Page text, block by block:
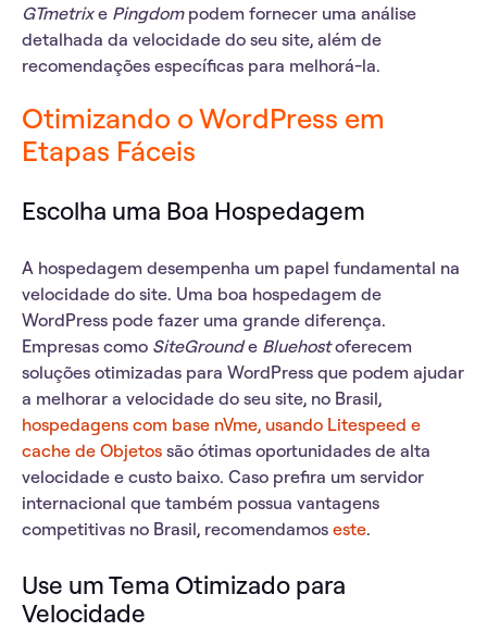
GTmetrixe Pingdompodem fornecer uma análise
detalhada da velocidade do seu site, além de
recomendações específicas para melhorá-la.
Otimizando o WordPress em
Etapas Fáceis
Escolha uma Boa Hospedagem
A hospedagem desempenha um papel fundamental na
velocidade do site. Uma boa hospedagem de
WordPress pode fazer uma grande diferença.
Empresas como SiteGrounde Bluehostoferecem
soluções otimizadas para WordPress que podem ajudar
a melhorar a velocidade do seu site, no Brasil,
hospedagens com base nVme, usando Litespeed e
cache de Objetos são ótimas oportunidades de alta
velocidade e custo baixo. Caso prefira um servidor
internacional que também possua vantagens
competitivas no Brasil, recomendamos este.
Use um Tema Otimizado para
Velocidade